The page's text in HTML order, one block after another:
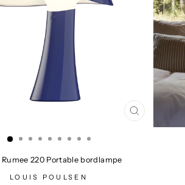
LUK
Rumee 220 Portable bordlampe
LOUIS POULSEN